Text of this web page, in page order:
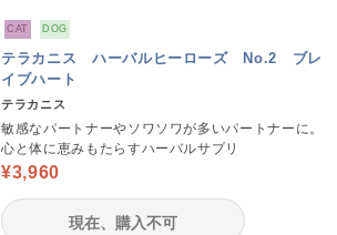
CAT DOG
テラカニス ハーバルヒーローズ No.2 ブレ
イブハート
テラカニス
敏感なパートナーやソワソワが多いパートナーに。
心と体に恵みもたらすハーバルサプリ
¥3,960
現在、購入不可